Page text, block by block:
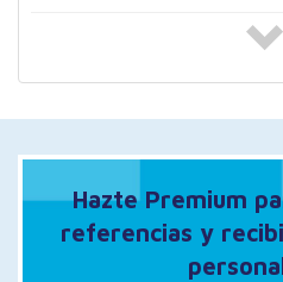
Hazte Premium
referencias y